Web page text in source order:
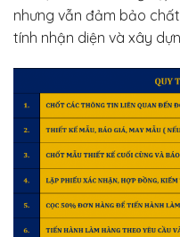
nhưng vẫn đảm bảo
tính nhận diện và xây